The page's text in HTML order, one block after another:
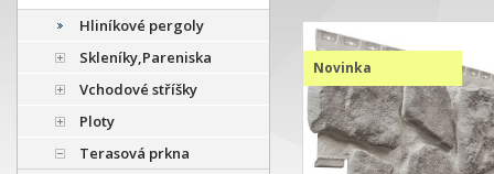
Novinka
Hliníkové pergoly
Skleníky,Pareniska
Vchodové stříšky
Ploty
Terasová prkna